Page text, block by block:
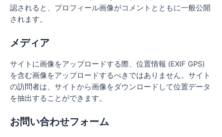
認されると、プロフィール画像がコメントとともに一般公開
されます。
メディア
サイトに画像をアップロードする際、位置情報 (EXIF GPS)
を含む画像をアップロードするべきではありません。サイト
の訪問者は、サイトから画像をダウンロードして位置データ
を抽出することができます。
お問い合わせフォーム